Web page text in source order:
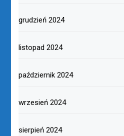
grudzień 2024
listopad 2024
październik 2024
wrzesień 2024
sierpień 2024